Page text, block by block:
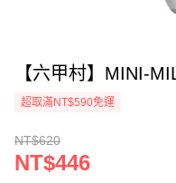
【六甲村】MINI-
超取滿NT$590免運
NT$620
NT$446